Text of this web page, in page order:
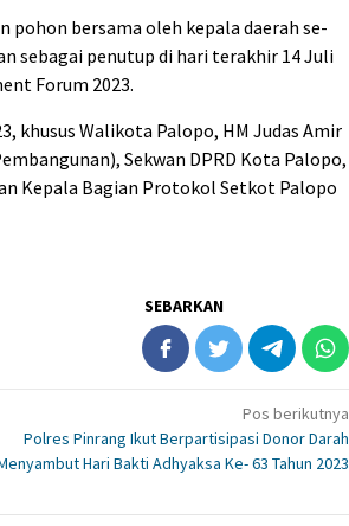
pohon bersama oleh kepala daerah se-
sebagai penutup di hari terakhir 14 Juli
Forum 2023.
khusus Walikota Palopo, HM Judas Amir
Sekwan DPRD Kota Palopo,
Kepala Bagian Protokol Setkot Palopo
SEBARKAN
Pos berikutnya
Polres Pinrang Ikut Berpartisipasi Donor Darah
Hari Bakti Adhyaksa Ke- 63 Tahun 2023